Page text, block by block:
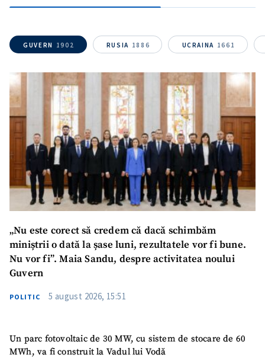
GUVERN 1902 RUSIA 1886 UCRAINA 1661
„Nu este corect să credem că dacă schimbăm
miniștrii o dată la șase luni, rezultatele vor fi bune.
Nu vor fi”. Maia Sandu, despre activitatea noului
Guvern
POLITIC 5 august 2026, 15:51
Un parc fotovoltaic de 30 MW, cu sistem de stocare de 60
MWh, va fi construit la Vadul lui Vodă